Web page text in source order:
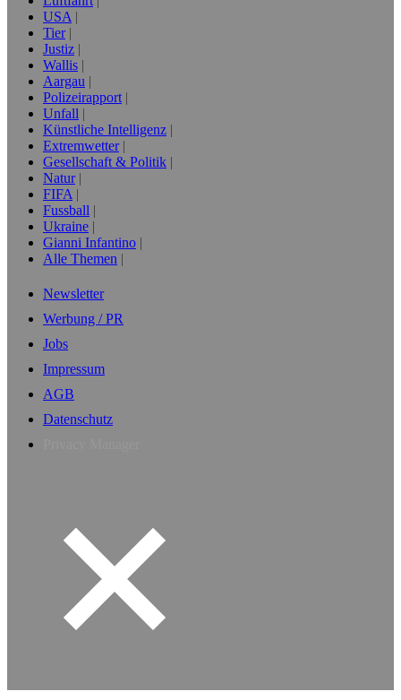
USA
Tier
Justiz
Wallis
Aargau
Polizeirapport
Unfall
Künstliche Intelligenz
Extremwetter
Gesellschaft & Politik
Natur
FIFA
Fussball
Ukraine
Gianni Infantino
Alle Themen
Newsletter
Werbung / PR
Jobs
Impressum
AGB
Datenschutz